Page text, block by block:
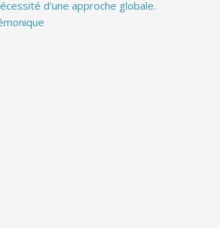
d'une approche globale.